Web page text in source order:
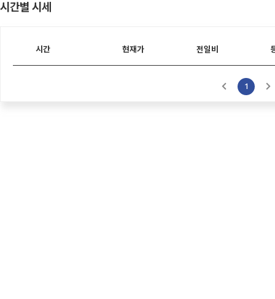
시간별 시세
시간 현재가 전일비
1